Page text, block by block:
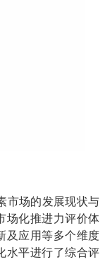
市场的发展现状与
场化推进力评价体
及应用等多个维度
水平进行了综合评